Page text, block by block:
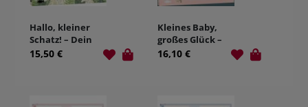
Hallo, kleiner
Schatz! – Dein
Babyalbum
15,50 €
Kleines Baby,
großes Glück –
Babyalbum
16,10 €